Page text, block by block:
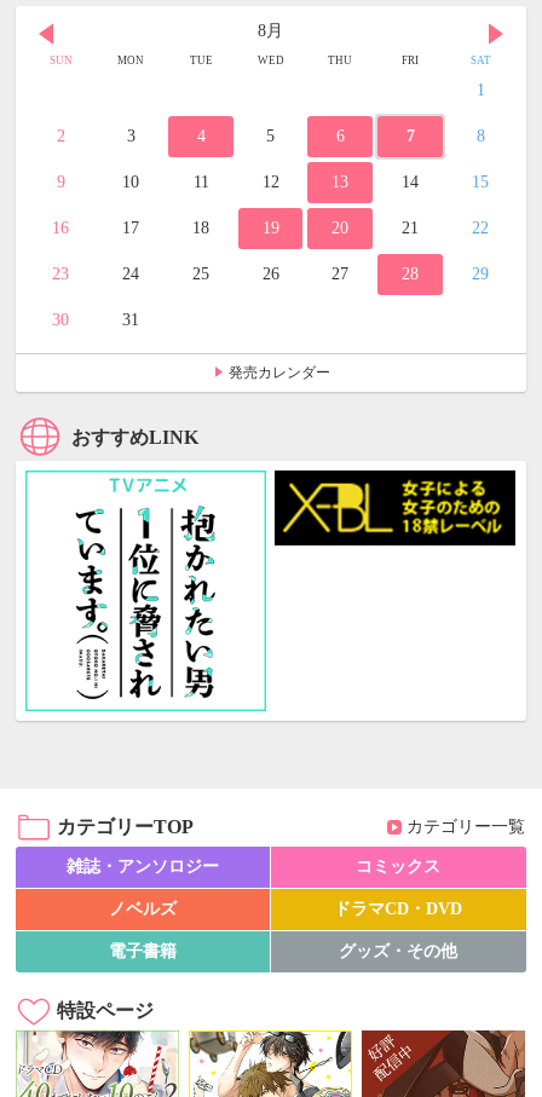
8月
SUN MON TUE WED THU FRI SAT
1
2 3 4 5 6 7 8
9 10 11 12 13 14 15
16 17 18 19 20 21 22
23 24 25 26 27 28 29
30 31
発売カレンダー
おすすめLINK
カテゴリーTOP カテゴリー一覧
雑誌・アンソロジー コミックス
ノベルズ ドラマCD・DVD
電子書籍 グッズ・その他
特設ページ